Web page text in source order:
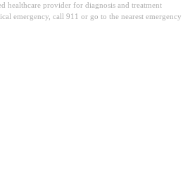
healthcare provider for diagnosis and treatment
emergency, call 911 or go to the nearest emergency